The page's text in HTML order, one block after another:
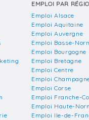
EMPLOI PAR
Emploi Alsace
Emploi Aquitaine
Emploi Auvergne
Emploi Basse-
Emploi Bourgogne
Emploi Bretagne
Emploi Centre
Emploi
Emploi Corse
Emploi Franche-
Emploi Haute-
Emploi Ile-de-